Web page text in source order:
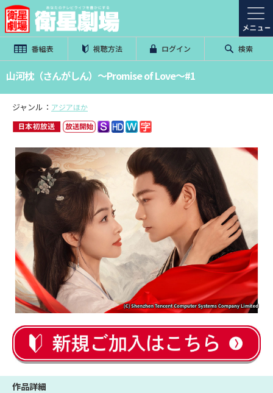
番組表 視聴方法 ログイン 検索
山河枕（さんがしん）～Promise of Love～#1
ジャンル： アジアほか
作品詳細